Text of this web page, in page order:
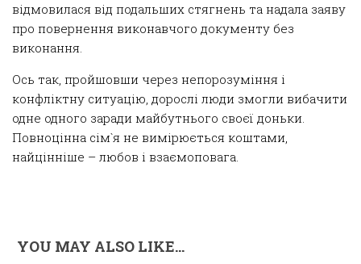
відмовилася від подальших стягнень та надала заяву
про повернення виконавчого документу без
виконання.
Ось так, пройшовши через непорозуміння і
конфліктну ситуацію, дорослі люди змогли вибачити
одне одного заради майбутнього своєї доньки.
Повноцінна сім`я не вимірюється коштами,
найцінніше – любов і взаємоповага.
YOU MAY ALSO LIKE...